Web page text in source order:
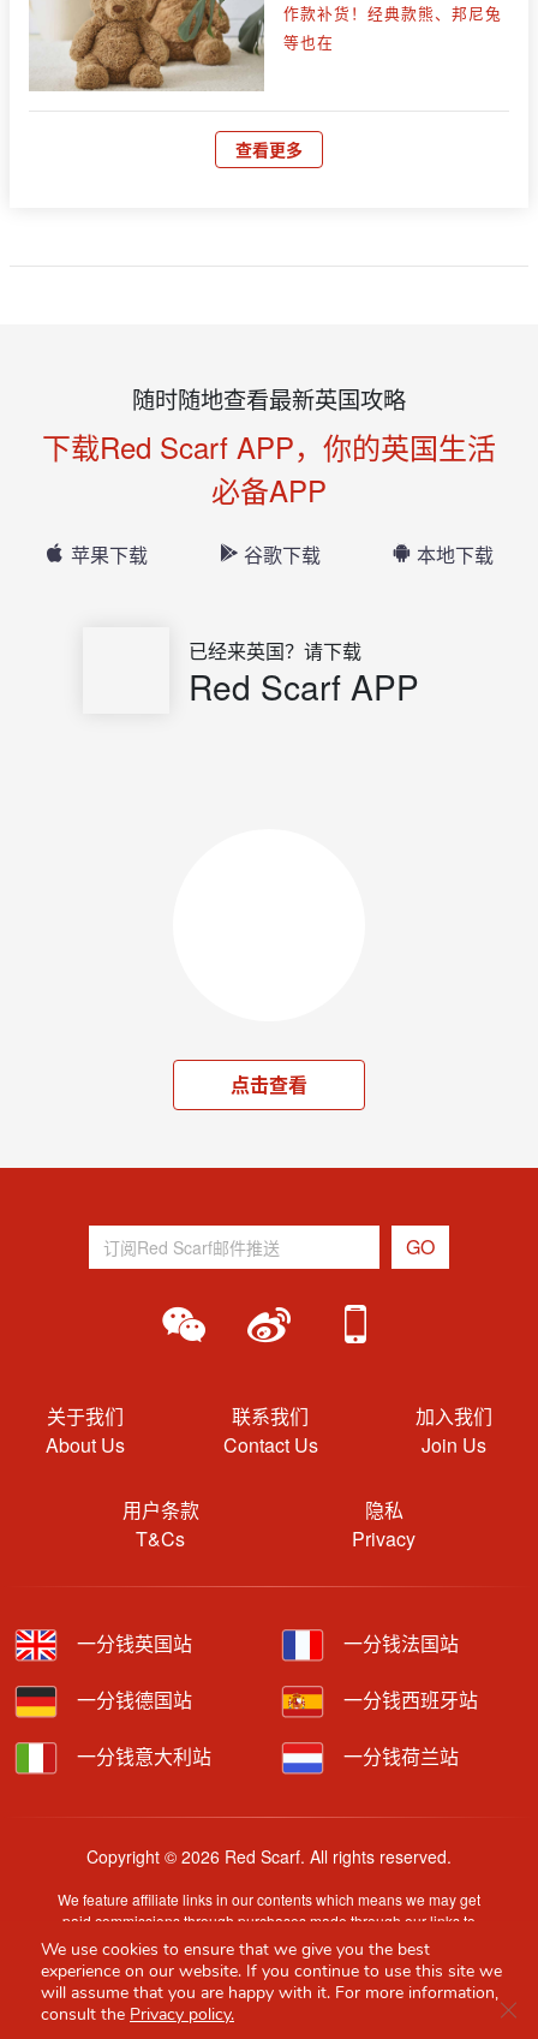
作款补货！经典款熊、邦尼兔
等也在
查看更多
随时随地查看最新英国攻略
下载Red Scarf APP，你的英国生活
必备APP
苹果下载 谷歌下载 本地下载
已经来英国？请下载
Red Scarf APP
点击查看
关于我们
About Us
联系我们
Contact Us
加入我们
Join Us
用户条款
T&Cs
隐私
Privacy
一分钱英国站 一分钱法国站
一分钱德国站 一分钱西班牙站
一分钱意大利站 一分钱荷兰站
Copyright © 2026 Red Scarf. All rights reserved.
We feature affiliate links in our contents which means we may get
paid commissions through purchases made through our links to
retailer sites.
Content is provided by users, brands or merchants. Some
information may have been generated by AI and is provided for
guidance only. Accuracy and availability may change without prior
We use cookies to ensure that we give you the best
experience on our website. If you continue to use this site we
will assume that you are happy with it. For more information,
consult the Privacy policy.